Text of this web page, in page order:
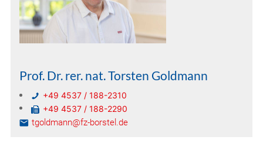
Prof. Dr. rer. nat. Torsten Goldmann
+49 4537 / 188-2310
+49 4537 / 188-2290
tgoldmann@fz-borstel.de